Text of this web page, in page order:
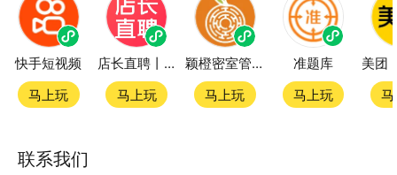
快手短视频
马上玩
店长直聘丨求职招聘找工作
马上玩
颖橙密室管家SmartOrange
马上玩
准题库
马上玩
联系我们